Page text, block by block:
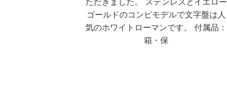
ただきました。 ステンレスとイエロー
ゴールドのコンビモデルで文字盤は人
気のホワイトローマンです。 付属品：
箱・保